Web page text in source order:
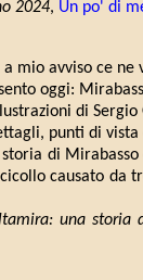
2024, Un po' di
mio avviso ce
oggi:
di Sergio
punti di
di
causato da
una storia